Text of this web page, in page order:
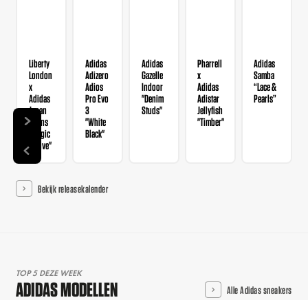
Liberty
London
x
Adidas
Japan
Wmns
"Magic
Mauve"
Adidas
Adizero
Adios
Pro Evo
3
"White
Black"
Adidas
Gazelle
Indoor
"Denim
Studs"
Pharrell
x
Adidas
Adistar
Jellyfish
"Timber"
Adidas
Samba
“Lace &
Pearls”
Bekijk releasekalender
TOP 5 DEZE WEEK
ADIDAS MODELLEN Alle Adidas sneakers